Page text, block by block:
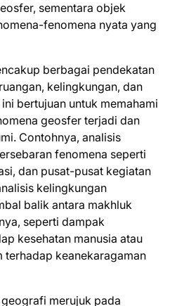
sementara objek
fenomena nyata yang
berbagai pendekatan
kelingkungan, dan
bertujuan untuk memahami
geosfer terjadi dan
Contohnya, analisis
fenomena seperti
dan pusat-pusat kegiatan
kelingkungan
balik antara makhluk
seperti dampak
kesehatan manusia atau
terhadap keanekaragaman
merujuk pada